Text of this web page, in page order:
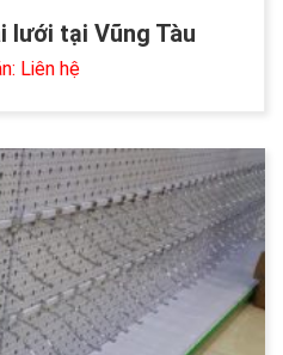
lưới tại Vũng Tàu
Liên hệ